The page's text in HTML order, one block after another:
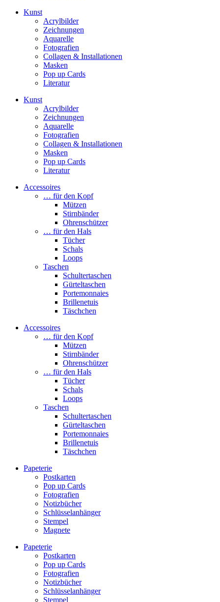
Kunst
Acrylbilder
Zeichnungen
Aquarelle
Fotografien
Collagen & Installationen
Masken
Pop up Cards
Literatur
Kunst
Acrylbilder
Zeichnungen
Aquarelle
Fotografien
Collagen & Installationen
Masken
Pop up Cards
Literatur
Accessoires
… für den Kopf
Mützen
Stirnbänder
Ohrenschützer
… für den Hals
Tücher
Schals
Loops
Taschen
Schultertaschen
Gürteltaschen
Portemonnaies
Brillenetuis
Täschchen
Accessoires
… für den Kopf
Mützen
Stirnbänder
Ohrenschützer
… für den Hals
Tücher
Schals
Loops
Taschen
Schultertaschen
Gürteltaschen
Portemonnaies
Brillenetuis
Täschchen
Papeterie
Postkarten
Pop up Cards
Fotografien
Notizbücher
Schlüsselanhänger
Stempel
Magnete
Papeterie
Postkarten
Pop up Cards
Fotografien
Notizbücher
Schlüsselanhänger
Stempel